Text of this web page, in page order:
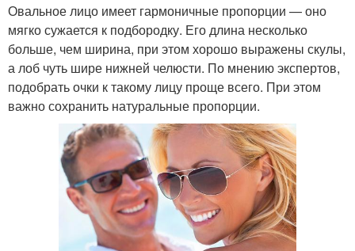
Овальное лицо имеет гармоничные пропорции — оно
мягко сужается к подбородку. Его длина несколько
больше, чем ширина, при этом хорошо выражены скулы,
а лоб чуть шире нижней челюсти. По мнению экспертов,
подобрать очки к такому лицу проще всего. При этом
важно сохранить натуральные пропорции.